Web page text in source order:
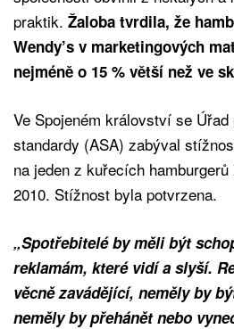
praktik. Žaloba tvrdila, že
Wendy’s v marketingových
nejméně o 15 % větší než ve
Ve Spojeném království se
standardy (ASA) zabýval
na jeden z kuřecích
2010. Stížnost byla potvrzena.
„Spotřebitelé by měli být
reklamám, které vidí a slyší.
věcně zavádějící, neměly by
neměly by přehánět nebo